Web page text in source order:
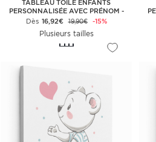
TABLEAU TOILE ENFANTS
PERSONNALISÉE AVEC PRÉNOM -
FAON
Dès 16,92€ 19,90€ -15%
Plusieurs tailles